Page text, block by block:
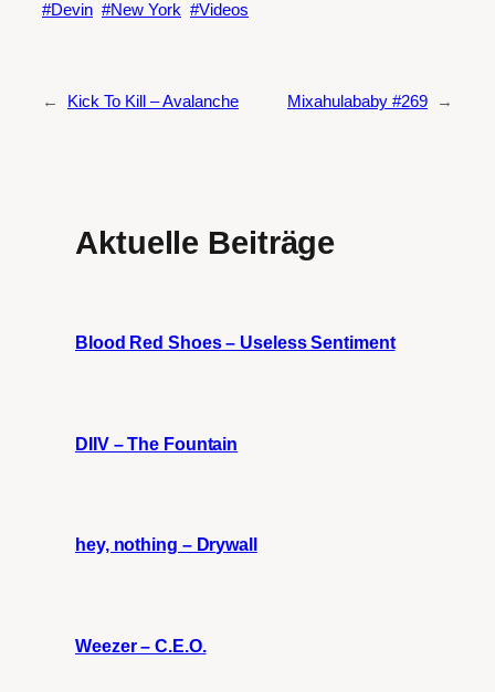
Devin New York Videos
← Kick To Kill – Avalanche Mixahulababy #269 →
Aktuelle Beiträge
Blood Red Shoes – Useless Sentiment
DIIV – The Fountain
hey, nothing – Drywall
Weezer – C.E.O.